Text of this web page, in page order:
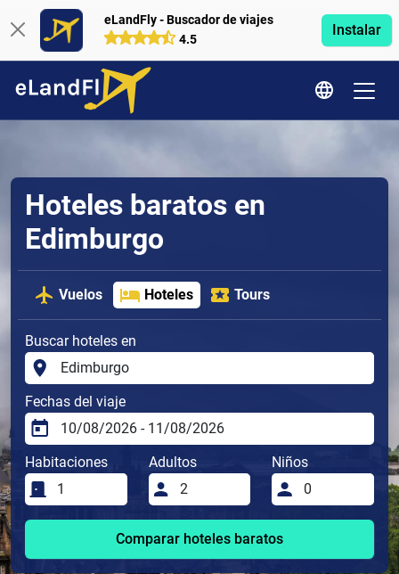
eLandFly - Buscador de viajes
4.5
Instalar
Hoteles baratos en
Edimburgo
Vuelos Hoteles Tours
Buscar hoteles en
Fechas del viaje
Habitaciones Adultos Niños
Comparar hoteles baratos